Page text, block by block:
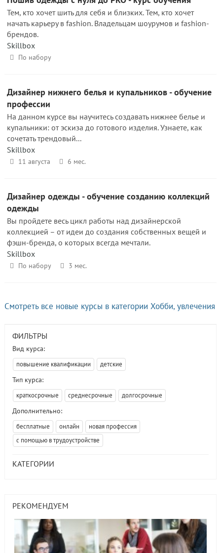
Тем, кто хочет шить для себя и близких. Тем, кто хочет
начать карьеру в fashion. Владельцам шоурумов и fashion-
брендов.
Skillbox
По набору
Дизайнер нижнего белья и купальников - обучение
профессии
На данном курсе вы научитесь создавать нижнее белье и
купальники: от эскиза до готового изделия. Узнаете, как
сочетать трендовый...
Skillbox
11 августа 6 мес.
Дизайнер одежды - обучение созданию коллекций
одежды
Вы пройдете весь цикл работы над дизайнерской
коллекцией – от идеи до создания собственных вещей и
фэшн-бренда, о которых всегда мечтали.
Skillbox
По набору 3 мес.
Смотреть все новые курсы в категории Хобби, увлечения
ФИЛЬТРЫ
Вид курса:
повышение квалификации детские
Тип курса:
краткосрочные среднесрочные долгосрочные
Дополнительно:
бесплатные онлайн
новая профессия
с помощью в трудоустройстве
КАТЕГОРИИ
РЕКОМЕНДУЕМ